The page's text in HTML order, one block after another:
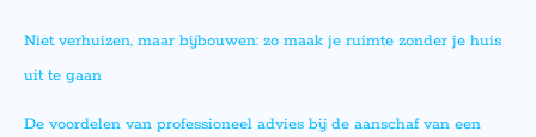
Niet verhuizen, maar bijbouwen: zo maak je ruimte zonder je huis
uit te gaan
De voordelen van professioneel advies bij de aanschaf van een